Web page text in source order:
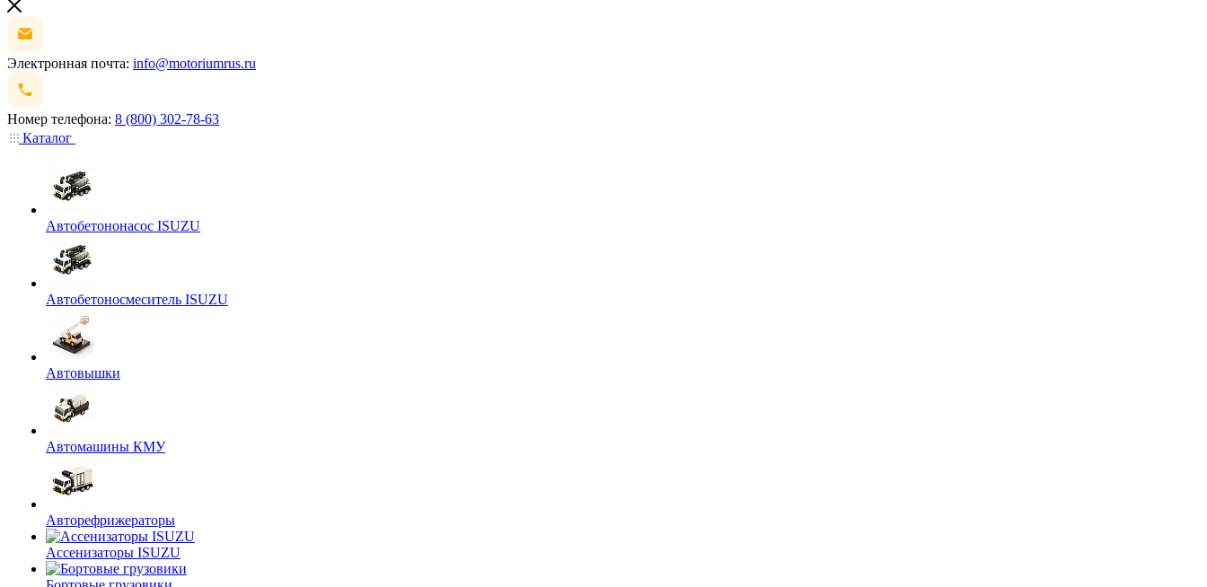
Электронная почта: info@motoriumrus.ru
Номер телефона: 8 (800) 302-78-63
Каталог
Автобетононасос ISUZU
Автобетоносмеситель ISUZU
Автовышки
Автомашины КМУ
Авторефрижераторы
Ассенизаторы ISUZU